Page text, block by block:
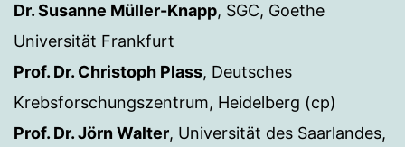
Dr. Susanne Müller-Knapp, SGC, Goethe
Universität Frankfurt
Prof. Dr. Christoph Plass, Deutsches
Krebsforschungszentrum, Heidelberg (cp)
Prof. Dr. Jörn Walter, Universität des Saarlandes,